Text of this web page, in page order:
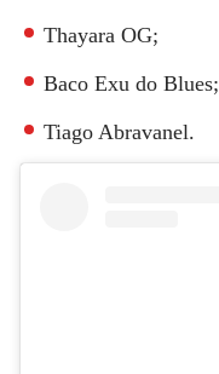
Thayara OG;
Baco Exu do Blues;
Tiago Abravanel.